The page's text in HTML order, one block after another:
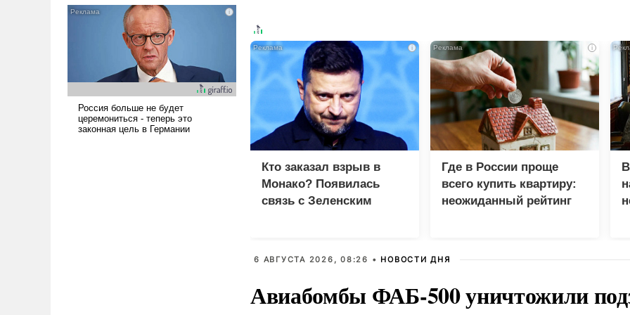
голову мысль: хорошо бы
продемонстрировать, что
Украина вступила в
вооруженное противостояние
с Ираном.
i
Кто заказал взрыв в
Монако? Появилась
связь с Зеленским
i
Где в России проще
всего купить квартиру:
неожиданный рейтинг
6 АВГУСТА 2026, 08:26 • НОВОСТИ ДНЯ
Авиабомбы ФАБ-500 уничтожили